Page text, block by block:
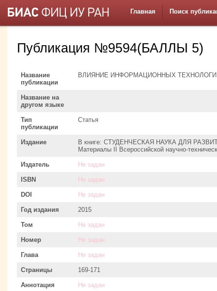
Главная Поиск
Публикация №9594(БАЛЛЫ 5)
Название
публикации
ВЛИЯНИЕ ИНФОРМАЦИОННЫХ
Название на
другом языке
Тип
публикации
Статья
Издание
В книге: СТУДЕНЧЕСКАЯ НАУКА ДЛЯ
Материалы II Всероссийской научно-
Издатель Не задан
ISBN Не задан
DOI Не задан
Год издания 2015
Том Не задан
Номер Не задан
Глава Не задан
Страницы 169-171
Аннотация Не задан